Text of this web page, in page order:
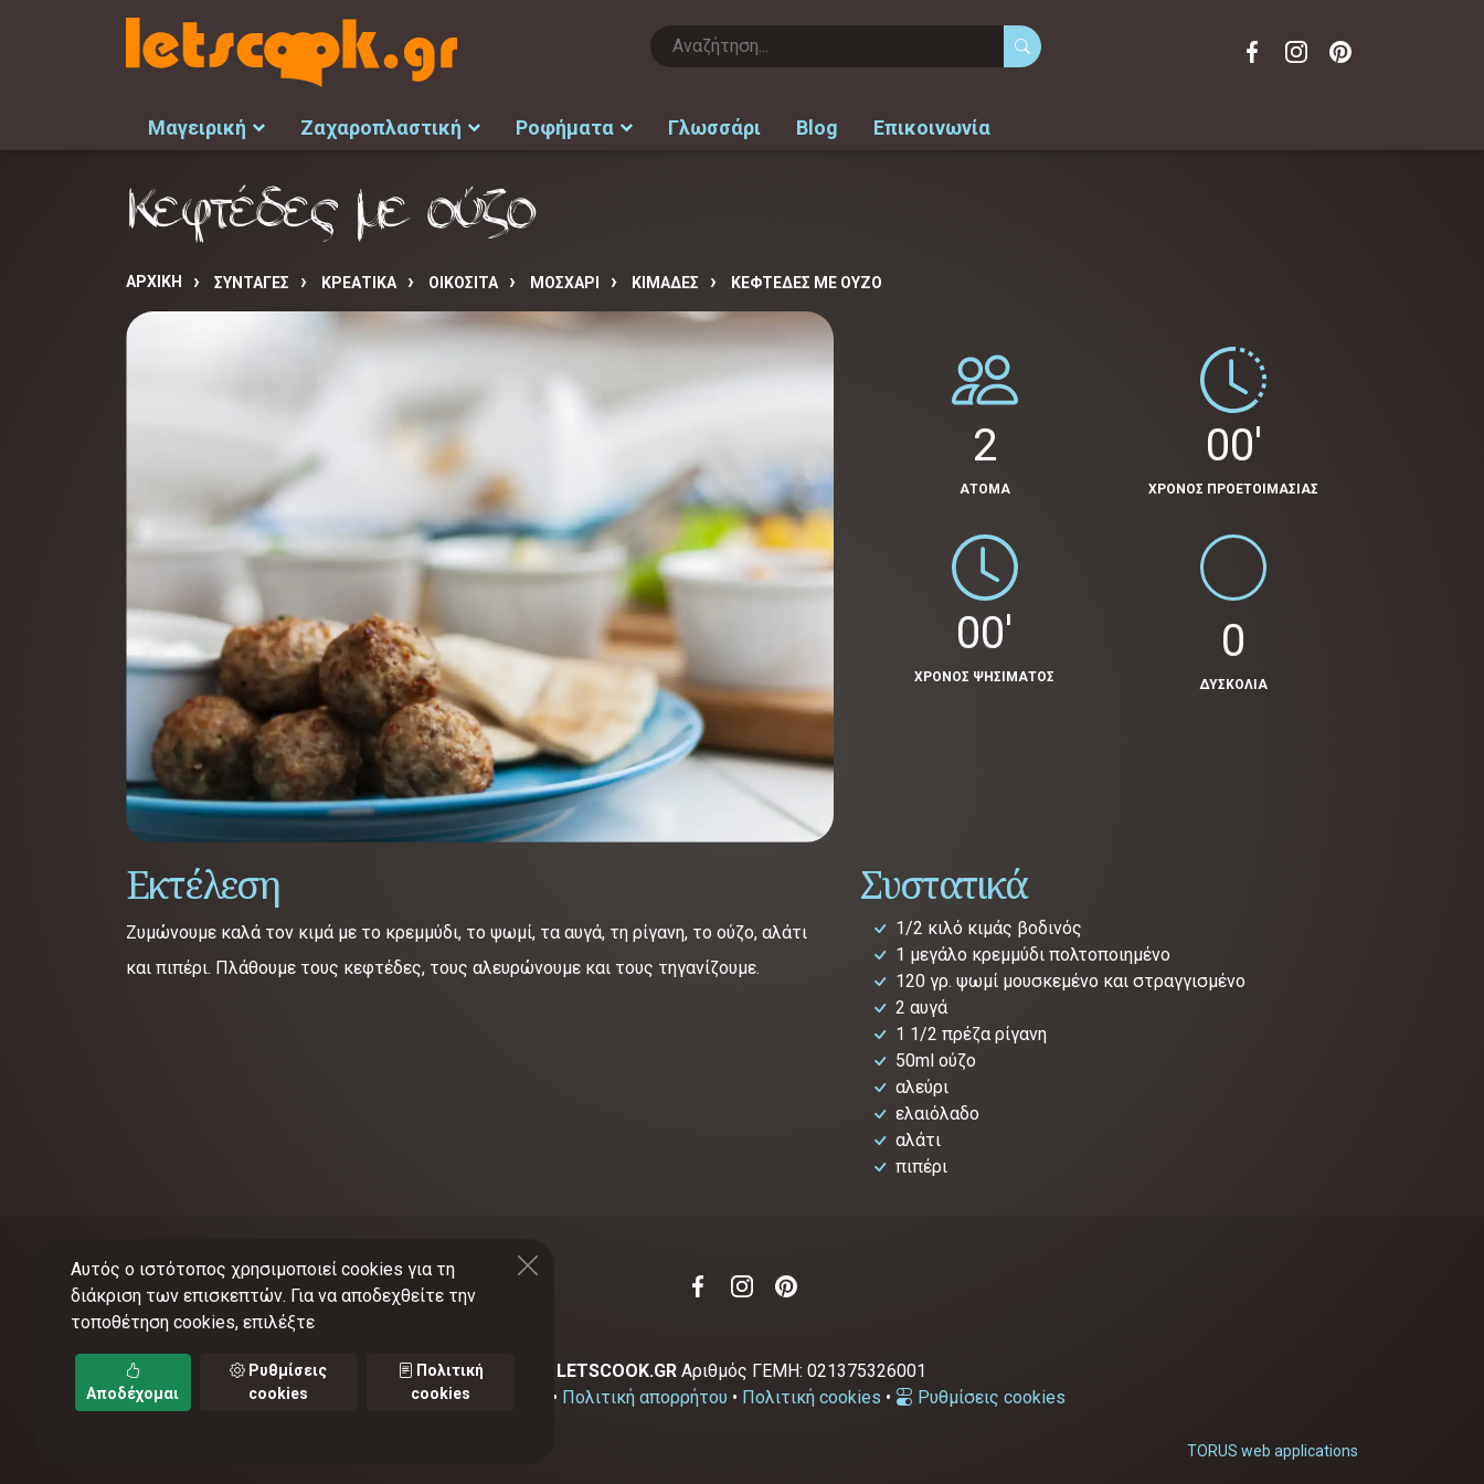
Μαγειρική Ζαχαροπλαστική Ροφήματα Γλωσσάρι Blog Επικοινωνία
Κεφτέδες με ούζο
ΑΡΧΙΚΉ ΣΥΝΤΑΓΈΣ ΚΡΕΑΤΙΚΑ ΟΙΚΟΣΙΤΑ ΜΟΣΧΑΡΙ ΚΙΜΑΔΕΣ ΚΕΦΤΈΔΕΣ ΜΕ ΟΎΖΟ
2
ΑΤΟΜΑ
00'
ΧΡΟΝΟΣ ΠΡΟΕΤΟΙΜΑΣΙΑΣ
00'
ΧΡΟΝΟΣ ΨΗΣΙΜΑΤΟΣ
0
ΔΥΣΚΟΛΙΑ
Συστατικά
1/2 κιλό κιμάς βοδινός
1 μεγάλο κρεμμύδι πολτοποιημένο
120 γρ. ψωμί μουσκεμένο και στραγγισμένο
2 αυγά
1 1/2 πρέζα ρίγανη
50ml ούζο
αλεύρι
ελαιόλαδο
αλάτι
πιπέρι
Εκτέλεση
Ζυμώνουμε καλά τον κιμά με το κρεμμύδι, το ψωμί, τα αυγά, τη ρίγανη, το ούζο, αλάτι
και πιπέρι. Πλάθουμε τους κεφτέδες, τους αλευρώνουμε και τους τηγανίζουμε.
©2012-2026 LETSCOOK.GR Αριθμός ΓΕΜΗ: 021375326001
Όροι χρήσης
• Πολιτική απορρήτου • Πολιτική cookies • Ρυθμίσεις cookies
TORUS web applications
Αυτός ο ιστότοπος χρησιμοποιεί cookies για τη
διάκριση των επισκεπτών. Για να αποδεχθείτε την
τοποθέτηση cookies, επιλέξτε
Αποδέχομαι
Ρυθμίσεις
cookies
Πολιτική
cookies